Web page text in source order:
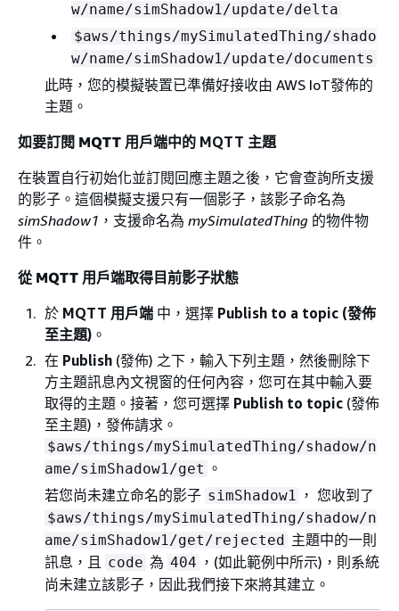
w/name/simShadow1/update/delta
$aws/things/mySimulatedThing/shado
w/name/simShadow1/update/documents
此時，您的模擬裝置已準備好接收由 AWS IoT發佈的
主題。
如要訂閱 MQTT 用戶端中的 MQTT 主題
在裝置自行初始化並訂閱回應主題之後，它會查詢所支援
的影子。這個模擬支援只有一個影子，該影子命名為
simShadow1 ，支援命名為 mySimulatedThing 的物件物
件。
從 MQTT 用戶端取得目前影子狀態
於 MQTT 用戶端 中，選擇 Publish to a topic (發佈
至主題) 。
在 Publish (發佈) 之下，輸入下列主題，然後刪除下
方主題訊息內文視窗的任何內容，您可在其中輸入要
取得的主題。接著，您可選擇 Publish to topic (發佈
至主題)，發佈請求。
$aws/things/mySimulatedThing/shadow/n
ame/simShadow1/get 。
若您尚未建立命名的影子 simShadow1 ， 您收到了
$aws/things/mySimulatedThing/shadow/n
ame/simShadow1/get/rejected 主題中的一則
訊息，且 code 為 404 ，(如此範例中所示)，則系統
尚未建立該影子，因此我們接下來將其建立。